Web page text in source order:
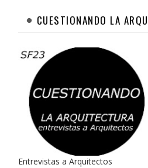
CUESTIONANDO LA
Entrevistas a Arquitectos